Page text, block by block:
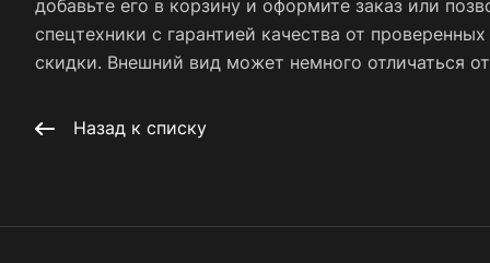
добавьте его в корзину и оформите заказ или
спецтехники с гарантией качества от
скидки. Внешний вид может немного отличаться
Назад к списку